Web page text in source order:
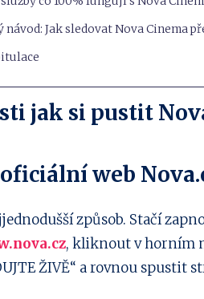
návod: Jak sledovat Nova Cinema
jak si pustit
oficiální web
způsob. Stačí
, kliknout v horním
ŽIVĚ“ a rovnou spustit